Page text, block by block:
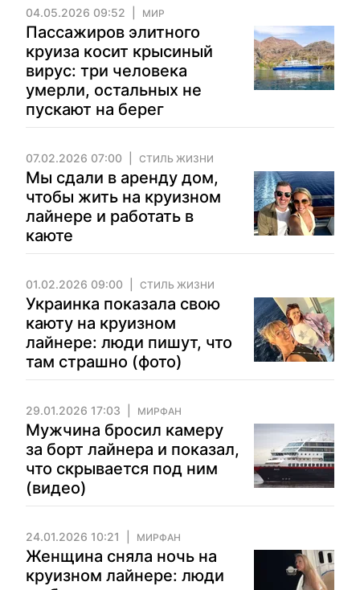
04.05.2026 09:52 МИР
Пассажиров элитного
круиза косит крысиный
вирус: три человека
умерли, остальных не
пускают на берег
07.02.2026 07:00 СТИЛЬ ЖИЗНИ
Мы сдали в аренду дом,
чтобы жить на круизном
лайнере и работать в
каюте
01.02.2026 09:00 СТИЛЬ ЖИЗНИ
Украинка показала свою
каюту на круизном
лайнере: люди пишут, что
там страшно (фото)
29.01.2026 17:03 МИРФАН
Мужчина бросил камеру
за борт лайнера и показал,
что скрывается под ним
(видео)
24.01.2026 10:21 МИРФАН
Женщина сняла ночь на
круизном лайнере: люди